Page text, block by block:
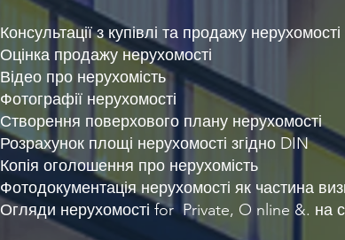
Консультації з купівлі та продажу нерухомості
Оцінка продажу нерухомості
Відео про нерухомість
Фотографії нерухомості
Створення поверхового плану нерухомості
Розрахунок площі нерухомості згідно DIN
Копія оголошення про нерухомість
Фотодокументація нерухомості як частина
Огляди нерухомості for Private, O nline &. на